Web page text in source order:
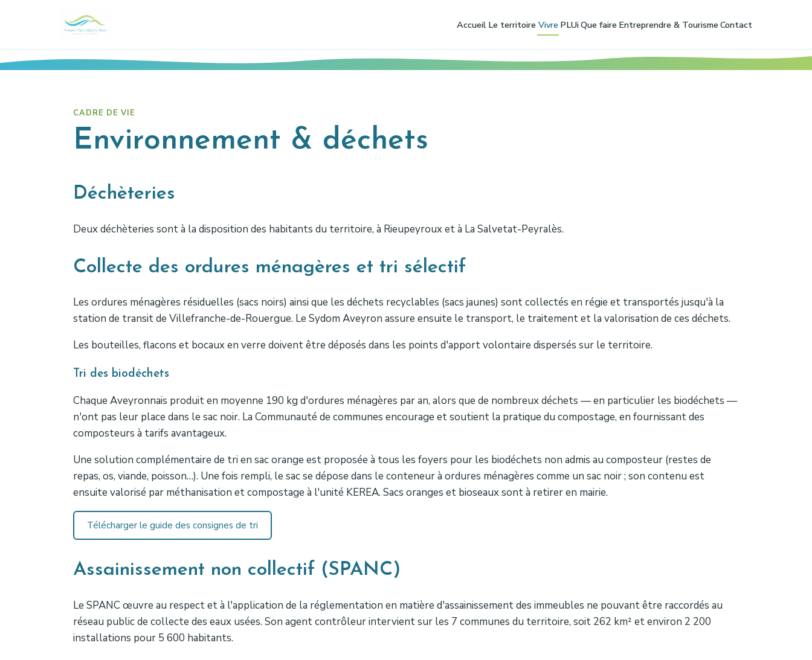
Accueil Le territoire Vivre PLUiQue faire Entreprendre & TourismeContact
CADRE DE VIE
Environnement & déchets
Déchèteries
Deux déchèteries sont à la disposition des habitants du territoire, à Rieupeyroux et à La Salvetat-Peyralès.
Collecte des ordures ménagères et tri sélectif
Les ordures ménagères résiduelles (sacs noirs) ainsi que les déchets recyclables (sacs jaunes) sont collectés en régie et transportés jusqu'à la
station de transit de Villefranche-de-Rouergue. Le Sydom Aveyron assure ensuite le transport, le traitement et la valorisation de ces déchets.
Les bouteilles, flacons et bocaux en verre doivent être déposés dans les points d'apport volontaire dispersés sur le territoire.
Tri des biodéchets
Chaque Aveyronnais produit en moyenne 190 kg d'ordures ménagères par an, alors que de nombreux déchets — en particulier les biodéchets —
n'ont pas leur place dans le sac noir. La Communauté de communes encourage et soutient la pratique du compostage, en fournissant des
composteurs à tarifs avantageux.
Une solution complémentaire de tri en sac orange est proposée à tous les foyers pour les biodéchets non admis au composteur (restes de
repas, os, viande, poisson…). Une fois rempli, le sac se dépose dans le conteneur à ordures ménagères comme un sac noir ; son contenu est
ensuite valorisé par méthanisation et compostage à l'unité KEREA. Sacs oranges et bioseaux sont à retirer en mairie.
Télécharger le guide des consignes de tri
Assainissement non collectif (SPANC)
Le SPANC œuvre au respect et à l'application de la réglementation en matière d'assainissement des immeubles ne pouvant être raccordés au
réseau public de collecte des eaux usées. Son agent contrôleur intervient sur les 7 communes du territoire, soit 262 km² et environ 2 200
installations pour 5 600 habitants.